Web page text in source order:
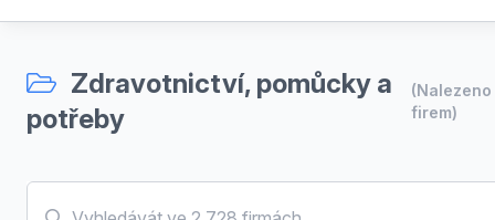
Zdravotnictví, pomůcky a
potřeby
(Nalezeno
firem)